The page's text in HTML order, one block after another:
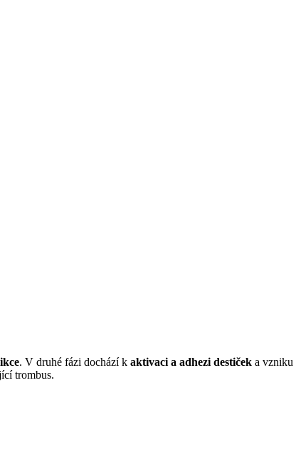
. V druhé fázi dochází k aktivaci a adhezi destiček a vzniku
trombus.